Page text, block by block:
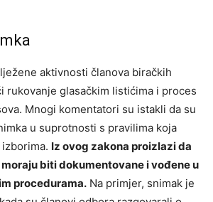
aktivnosti članova biračkih
rukovanje glasačkim listićima i proces
Mnogi komentatori su istakli da su
u suprotnosti s pravilima koja
Iz ovog zakona proizlazi da
biti dokumentovane i vođene u
procedurama. Na primjer, snimak je